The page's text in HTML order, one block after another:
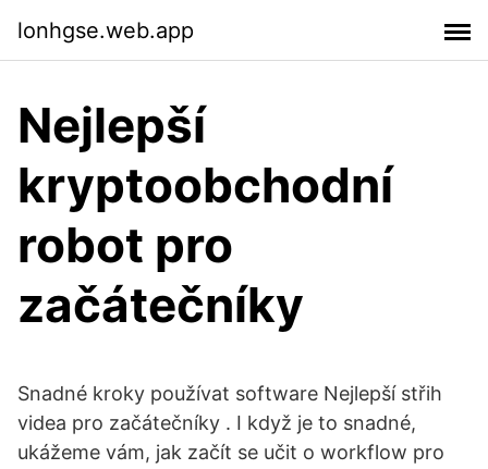
lonhgse.web.app
Nejlepší
kryptoobchodní
robot pro
začátečníky
Snadné kroky používat software Nejlepší střih
videa pro začátečníky . I když je to snadné,
ukážeme vám, jak začít se učit o workflow pro